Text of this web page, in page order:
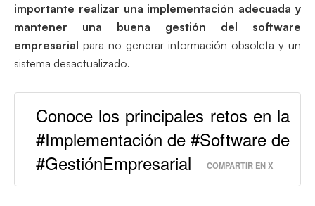
importante realizar una implementación adecuada y
mantener una buena gestión del software
empresarial para no generar información obsoleta y un
sistema desactualizado.
Conoce los principales retos en la
#Implementación de #Software de
#GestiónEmpresarial
COMPARTIR EN X